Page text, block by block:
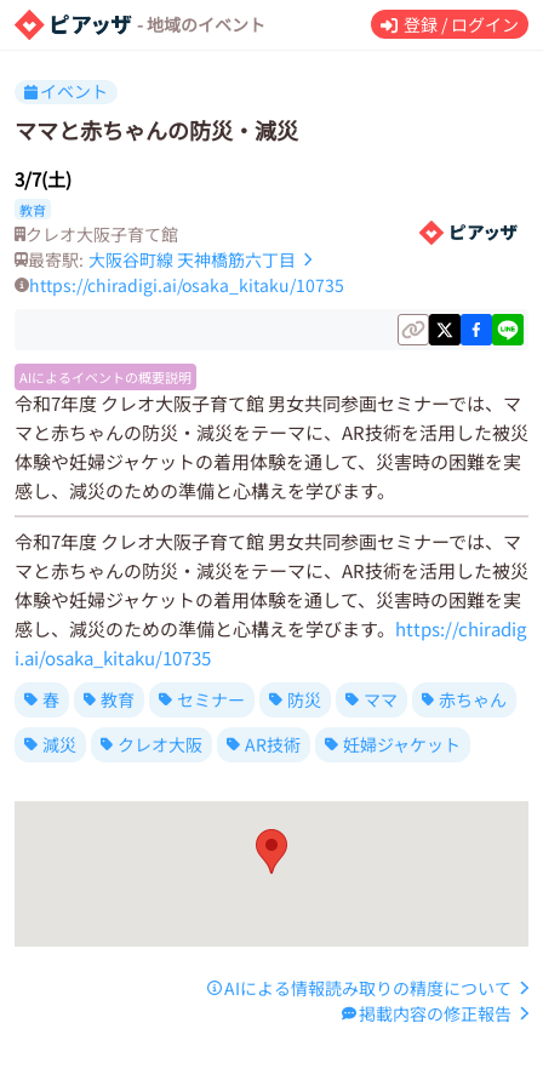
- 地域のイベント 登録 / ログイン
イベント
ママと赤ちゃんの防災・減災
3/7(土)
教育
クレオ大阪子育て館
最寄駅: 大阪谷町線 天神橋筋六丁目
https://chiradigi.ai/osaka_kitaku/10735
AIによるイベントの概要説明
令和7年度 クレオ大阪子育て館 男女共同参画セミナーでは、マ
マと赤ちゃんの防災・減災をテーマに、AR技術を活用した被災
体験や妊婦ジャケットの着用体験を通して、災害時の困難を実
感し、減災のための準備と心構えを学びます。
令和7年度 クレオ大阪子育て館 男女共同参画セミナーでは、マ
マと赤ちゃんの防災・減災をテーマに、AR技術を活用した被災
体験や妊婦ジャケットの着用体験を通して、災害時の困難を実
感し、減災のための準備と心構えを学びます。 https://chiradig
i.ai/osaka_kitaku/10735
春 教育 セミナー 防災 ママ
赤ちゃん
減災
クレオ大阪 AR技術 妊婦ジャケット
AIによる情報読み取りの精度について
掲載内容の修正報告